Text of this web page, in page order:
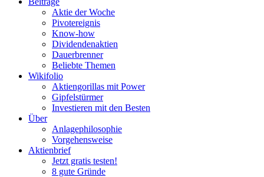
Aktie der Woche
Pivotereignis
Know-how
Dividendenaktien
Dauerbrenner
Beliebte Themen
Wikifolio
Aktiengorillas mit Power
Gipfelstürmer
Investieren mit den Besten
Über
Anlagephilosophie
Vorgehensweise
Aktienbrief
Jetzt gratis testen!
8 gute Gründe